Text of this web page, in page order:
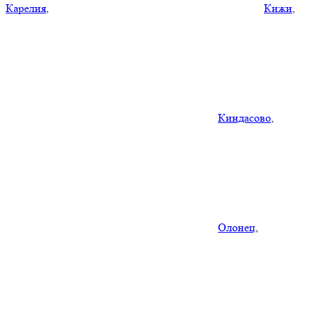
Карелия, Кижи,
Киндасово,
Олонец,